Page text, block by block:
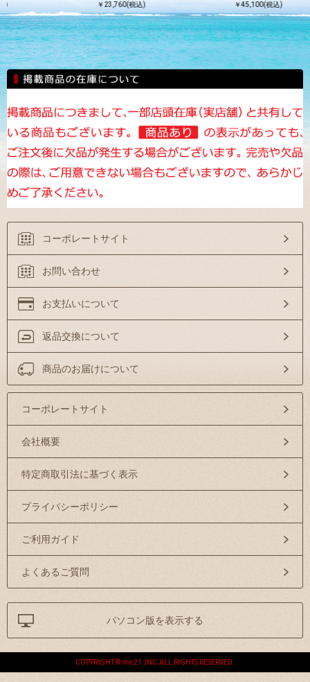
)
￥23,760(税込)
￥45,100(税込)
コーポレートサイト
お問い合わせ
お支払いについて
返品交換について
商品のお届けについて
コーポレートサイト
会社概要
特定商取引法に基づく表示
プライバシーポリシー
ご利用ガイド
よくあるご質問
パソコン版を表示する
COPYRIGHT © mic21 ,INC.ALL RIGHTS RESERVED.